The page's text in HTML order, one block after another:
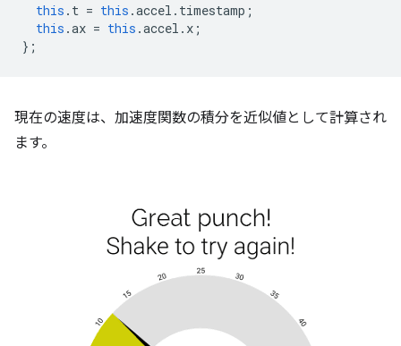
this . t = this .accel . timestamp ;
this .ax = this .accel . x ;
};
現在の速度は、加速度関数の積分を近似値として計算され
ます。